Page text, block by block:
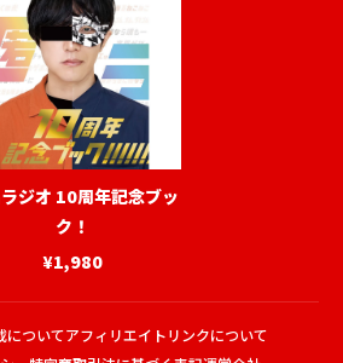
ジオ 10周年記念ブッ
ク！
¥1,980
についてアフィリエイトリンクについて